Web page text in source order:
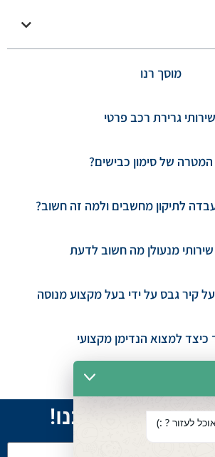
מוסך רנו
שירותי גרירת רכב פרטי
של סימון כבישים?
לתיקון מחשבים ולמה זה חשוב?
מנעולן מה חשוב לדעת
על קיר גבס על ידי בעל מקצוע מנוסה
כיצד למצוא הנדימן מקצועי
להזמנת מנעולן מקצועי
נוסף דברו איתנו!
לעזור ? :)